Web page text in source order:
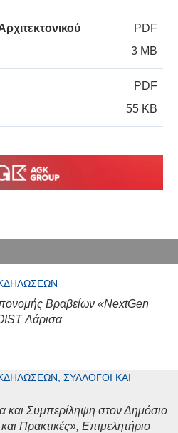
PDF
3 MB
PDF
55 KB
Βραβείων «NextGen
Λάρισα
ΣΎΛΛΟΓΟΙ ΚΑΙ
και Συμπερίληψη στον Δημόσιο
Πρακτικές», Επιμελητήριο